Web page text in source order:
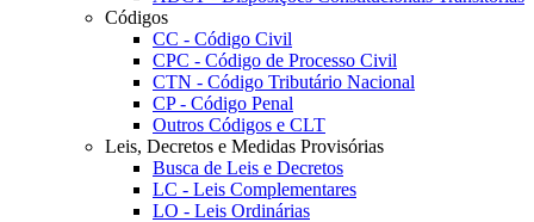
Códigos
CC - Código Civil
CPC - Código de Processo Civil
CTN - Código Tributário Nacional
CP - Código Penal
Outros Códigos e CLT
Leis, Decretos e Medidas Provisórias
Busca de Leis e Decretos
LC - Leis Complementares
LO - Leis Ordinárias